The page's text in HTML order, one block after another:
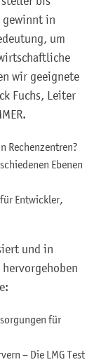
gewinnt in
um
wir geeignete
Fuchs, Leiter
Rechenzentren?
Ebenen
für Entwickler,
und in
für
– Die LMG Test